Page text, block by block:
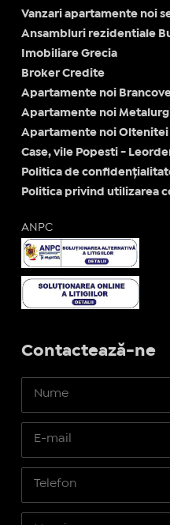
Vanzari apartamente noi
Ansambluri rezidentiale
Imobiliare Grecia
Broker Credite
Apartamente noi
Apartamente noi
Apartamente noi Oltenitei
Case, vile Popesti -
Politica de
Politica privind utilizarea
ANPC
Contactează-ne